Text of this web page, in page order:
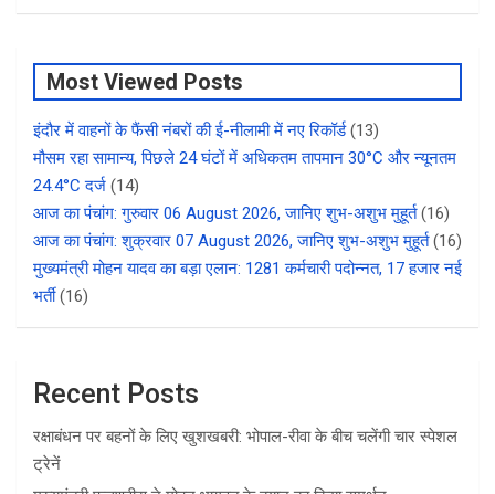
Most Viewed Posts
इंदौर में वाहनों के फैंसी नंबरों की ई-नीलामी में नए रिकॉर्ड (13)
मौसम रहा सामान्य, पिछले 24 घंटों में अधिकतम तापमान 30°C और न्यूनतम
24.4°C दर्ज (14)
आज का पंचांग: गुरुवार 06 August 2026, जानिए शुभ-अशुभ मुहूर्त (16)
आज का पंचांग: शुक्रवार 07 August 2026, जानिए शुभ-अशुभ मुहूर्त (16)
मुख्यमंत्री मोहन यादव का बड़ा एलान: 1281 कर्मचारी पदोन्नत, 17 हजार नई
भर्ती (16)
Recent Posts
रक्षाबंधन पर बहनों के लिए खुशखबरी: भोपाल-रीवा के बीच चलेंगी चार स्पेशल
ट्रेनें